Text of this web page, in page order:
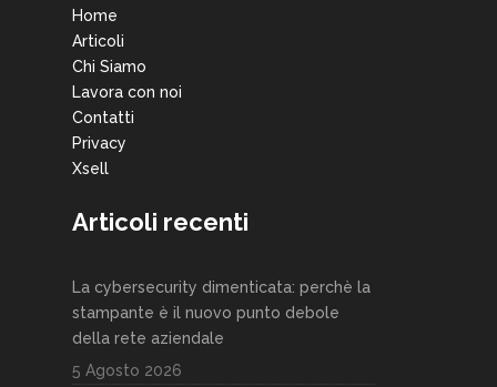
Home
Articoli
Chi Siamo
Lavora con noi
Contatti
Privacy
Xsell
Articoli recenti
La cybersecurity dimenticata: perchè la
stampante è il nuovo punto debole
della rete aziendale
5 Agosto 2026